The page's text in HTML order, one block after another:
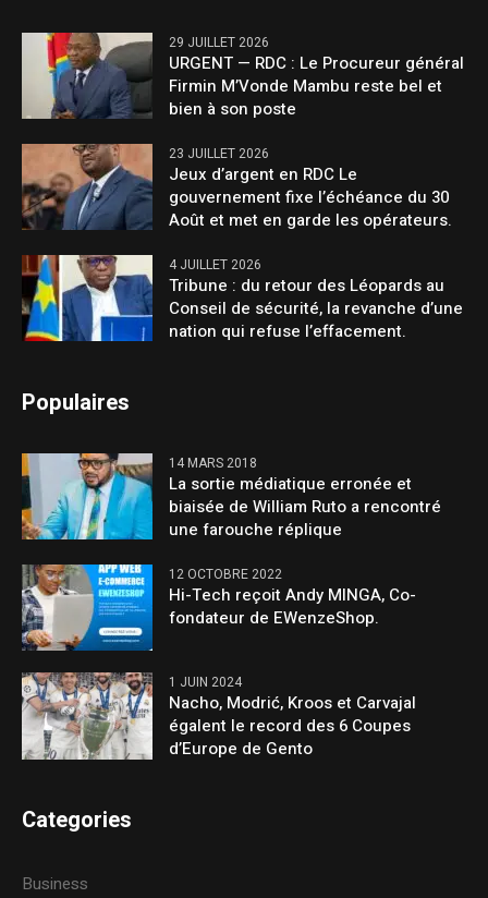
29 JUILLET 2026
URGENT — RDC : Le Procureur général
Firmin M’Vonde Mambu reste bel et
bien à son poste
23 JUILLET 2026
Jeux d’argent en RDC Le
gouvernement fixe l’échéance du 30
Août et met en garde les opérateurs.
4 JUILLET 2026
Tribune : du retour des Léopards au
Conseil de sécurité, la revanche d’une
nation qui refuse l’effacement.
Populaires
14 MARS 2018
La sortie médiatique erronée et
biaisée de William Ruto a rencontré
une farouche réplique
12 OCTOBRE 2022
Hi-Tech reçoit Andy MINGA, Co-
fondateur de EWenzeShop.
1 JUIN 2024
Nacho, Modrić, Kroos et Carvajal
égalent le record des 6 Coupes
d’Europe de Gento
Categories
Business